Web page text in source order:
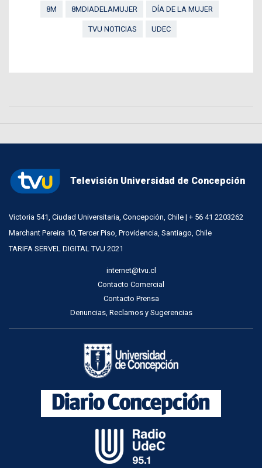
8M
8MDIADELAMUJER DÍA DE LA MUJER
TVU NOTICIAS UDEC
Televisión Universidad de Concepción
Victoria 541, Ciudad Universitaria, Concepción, Chile | + 56 41 2203262
Marchant Pereira 10, Tercer Piso, Providencia, Santiago, Chile
TARIFA SERVEL DIGITAL TVU 2021
internet@tvu.cl
Contacto Comercial
Contacto Prensa
Denuncias, Reclamos y Sugerencias